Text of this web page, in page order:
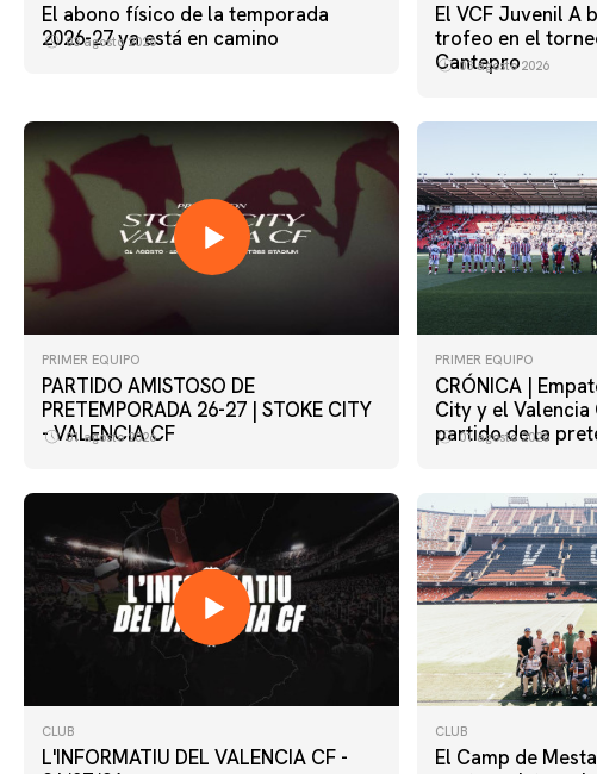
El abono físico de la temporada
2026-27 ya está en camino
03 agosto 2026
El VCF Juvenil A
trofeo en el
Cantepro
03 agosto 2026
PRIMER EQUIPO
PARTIDO AMISTOSO DE
PRETEMPORADA 26-27 | STOKE CITY
- VALENCIA CF
01 agosto 2026
PRIMER EQUIPO
CRÓNICA |
City y el Valencia
partido de la
01 agosto 2026
CLUB
L'INFORMATIU DEL VALENCIA CF -
CLUB
El Camp de